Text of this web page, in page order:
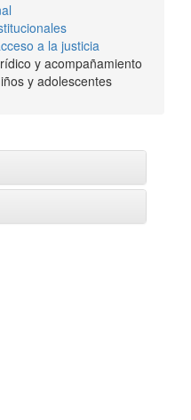
a la justicia
y acompañamiento
y adolescentes